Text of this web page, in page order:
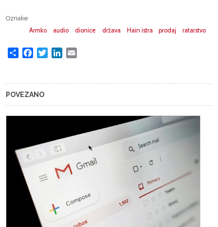
Oznake
Armko
audio dionice država Hain istra prodaj ratarstvo
Share FacebookTwitterLinkedIn
POVEZANO